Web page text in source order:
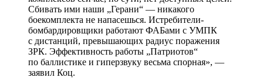
Сбивать ими наши „Герани“ — никакого
боекомплекта не напасешься. Истребители-
бомбардировщики работают ФАБами с УМПК
с дистанций, превышающих радиус поражения
ЗРК. Эффективность работы „Патриотов“
по баллистике и гиперзвуку весьма спорная», —
заявил Коц.